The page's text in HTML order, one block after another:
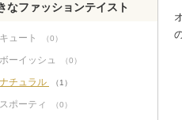
なファッションテイスト
キュート （0）
ボーイッシュ （0）
ナチュラル （1）
スポーティ （0）